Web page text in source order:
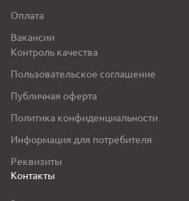
Оплата
Вакансии
Контроль качества
Пользовательское соглашение
Публичная оферта
Политика конфиденциальности
Информация для потребителя
Реквизиты
Контакты